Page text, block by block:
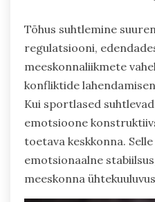
Tõhus suhtlemine
regulatsiooni,
meeskonnaliikmete
konfliktide
Kui sportlased
emotsioone
toetava keskkonna.
emotsionaalne
meeskonna